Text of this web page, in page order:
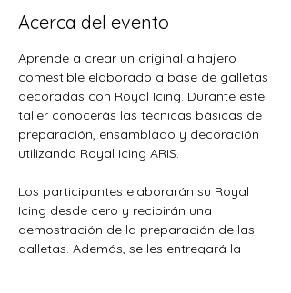
Acerca del evento
Aprende a crear un original alhajero
comestible elaborado a base de galletas
decoradas con Royal Icing. Durante este
taller conocerás las técnicas básicas de
preparación, ensamblado y decoración
utilizando Royal Icing ARIS.
Los participantes elaborarán su Royal
Icing desde cero y recibirán una
demostración de la preparación de las
galletas. Además, se les entregará la